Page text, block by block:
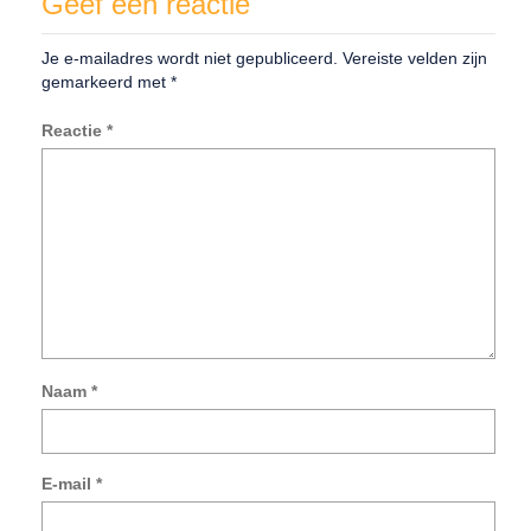
Je e-mailadres wordt niet gepubliceerd. Vereiste velden zijn
gemarkeerd met *
Reactie *
Naam *
E-mail *